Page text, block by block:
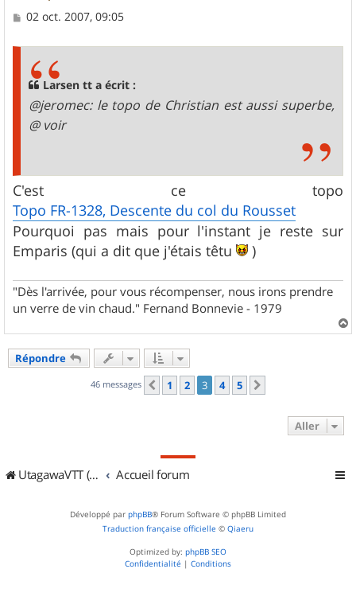
M
02 oct. 2007, 09:05
Larsen tt a écrit :
@jeromec: le topo de Christian est aussi superbe,
@ voir
C'est ce topo
Topo FR-1328, Descente du col du Rousset
Pourquoi pas mais pour l'instant je reste sur
Emparis (qui a dit que j'étais têtu
)
"Dès l'arrivée, pour vous récompenser, nous irons prendre
un verre de vin chaud." Fernand Bonnevie - 1979
a
Répondre
46 messages Précédent
1 2 3 4 5
Aller
UtagawaVTT (Randos VTT et VTTAE avec traces GPS) Accueil forum
Développé par phpBB® Forum Software © phpBB Limited
Traduction française officielle © Qiaeru
Optimized by: phpBB SEO
Confidentialité | Conditions